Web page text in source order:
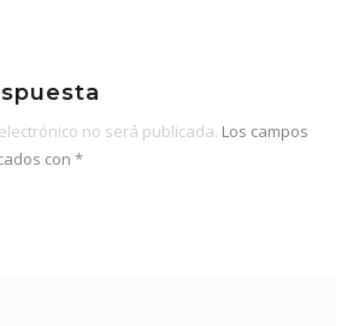
no será publicada. Los campos
con *